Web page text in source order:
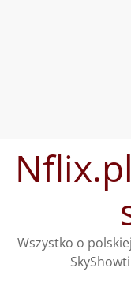
treści
Wszystko o